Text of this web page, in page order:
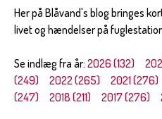
Her på Blåvand's blog bringes
livet og hændelser på
Se indlæg fra år: 2026 (132)
(249)
2022 (265) 2021 (276)
(247)
2018 (211) 2017 (276)